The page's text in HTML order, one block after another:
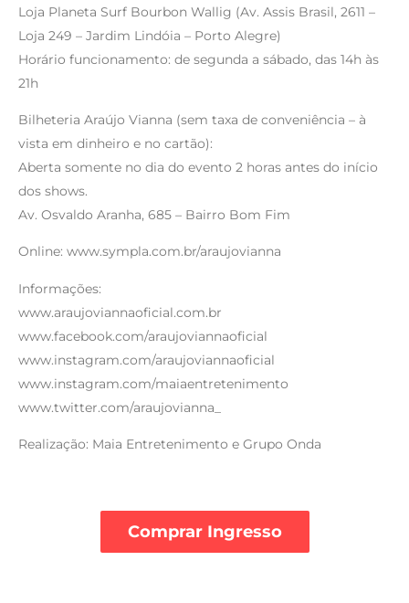
Loja Planeta Surf Bourbon Wallig (Av. Assis Brasil, 2611 –
Loja 249 – Jardim Lindóia – Porto Alegre)
Horário funcionamento: de segunda a sábado, das 14h às
21h
Bilheteria Araújo Vianna (sem taxa de conveniência – à
vista em dinheiro e no cartão):
Aberta somente no dia do evento 2 horas antes do início
dos shows.
Av. Osvaldo Aranha, 685 – Bairro Bom Fim
Online: www.sympla.com.br/araujovianna
Informações:
www.araujoviannaoficial.com.br
www.facebook.com/araujoviannaoficial
www.instagram.com/araujoviannaoficial
www.instagram.com/maiaentretenimento
www.twitter.com/araujovianna_
Realização: Maia Entretenimento e Grupo Onda
Comprar Ingresso